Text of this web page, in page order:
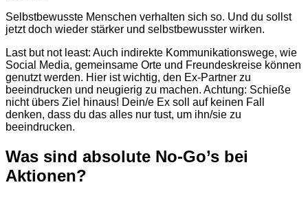
Selbstbewusste Menschen verhalten sich so. Und du sollst
jetzt doch wieder stärker und selbstbewusster wirken.
Last but not least: Auch indirekte Kommunikationswege, wie
Social Media, gemeinsame Orte und Freundeskreise können
genutzt werden. Hier ist wichtig, den Ex-Partner zu
beeindrucken und neugierig zu machen. Achtung: Schieße
nicht übers Ziel hinaus! Dein/e Ex soll auf keinen Fall
denken, dass du das alles nur tust, um ihn/sie zu
beeindrucken.
Was sind absolute No-Go’s bei
Aktionen?